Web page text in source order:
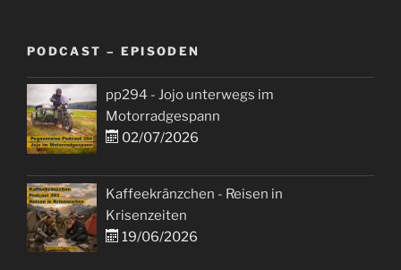
PODCAST – EPISODEN
pp294 - Jojo unterwegs im
Motorradgespann
02/07/2026
Kaffeekränzchen - Reisen in
Krisenzeiten
19/06/2026